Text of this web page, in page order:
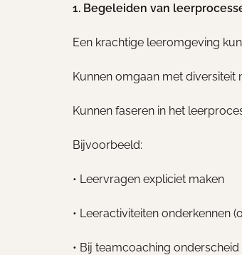
1. Begeleiden van
Een krachtige leeromgeving
Kunnen omgaan met diversiteit
Kunnen faseren in het
Bijvoorbeeld:
• Leervragen expliciet maken
• Leeractiviteiten onderkennen
• Bij teamcoaching